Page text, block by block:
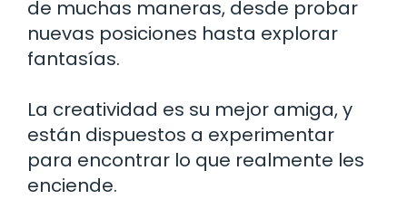
de muchas maneras, desde probar
nuevas posiciones hasta explorar
fantasías.
La creatividad es su mejor amiga, y
están dispuestos a experimentar
para encontrar lo que realmente les
enciende.